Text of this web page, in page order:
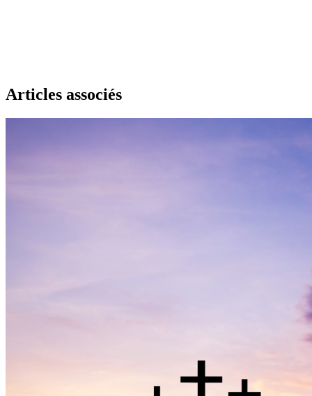
Articles associés